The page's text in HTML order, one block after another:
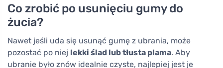
Co zrobić po usunięciu gumy do
żucia?
Nawet jeśli uda się usunąć gumę z ubrania, może
pozostać po niej lekki ślad lub tłusta plama. Aby
ubranie było znów idealnie czyste, najlepiej jest je